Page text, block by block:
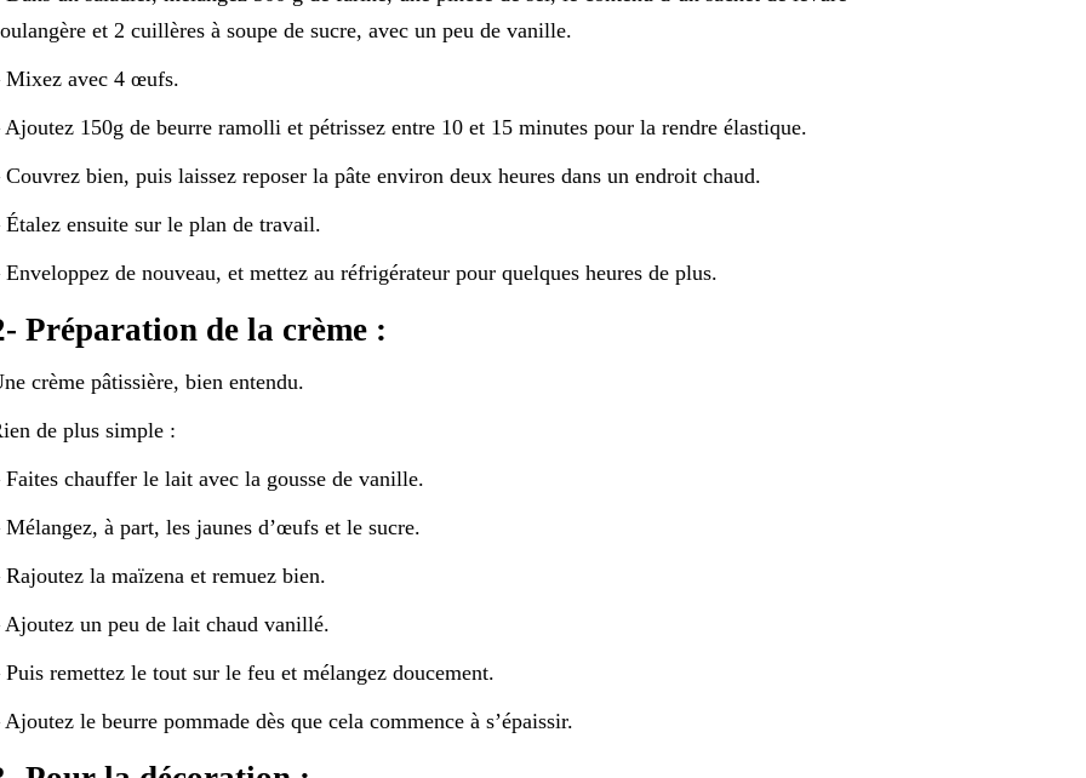
et 2 cuillères à soupe de sucre, avec un peu de vanille.
Mixez avec 4 œufs.
Ajoutez 150g de beurre ramolli et pétrissez entre 10 et 15 minutes pour la rendre élastique.
Couvrez bien, puis laissez reposer la pâte environ deux heures dans un endroit chaud.
Étalez ensuite sur le plan de travail.
Enveloppez de nouveau, et mettez au réfrigérateur pour quelques heures de plus.
Préparation de la crème :
crème pâtissière, bien entendu.
de plus simple :
Faites chauffer le lait avec la gousse de vanille.
Mélangez, à part, les jaunes d’œufs et le sucre.
Rajoutez la maïzena et remuez bien.
Ajoutez un peu de lait chaud vanillé.
Puis remettez le tout sur le feu et mélangez doucement.
Ajoutez le beurre pommade dès que cela commence à s’épaissir.